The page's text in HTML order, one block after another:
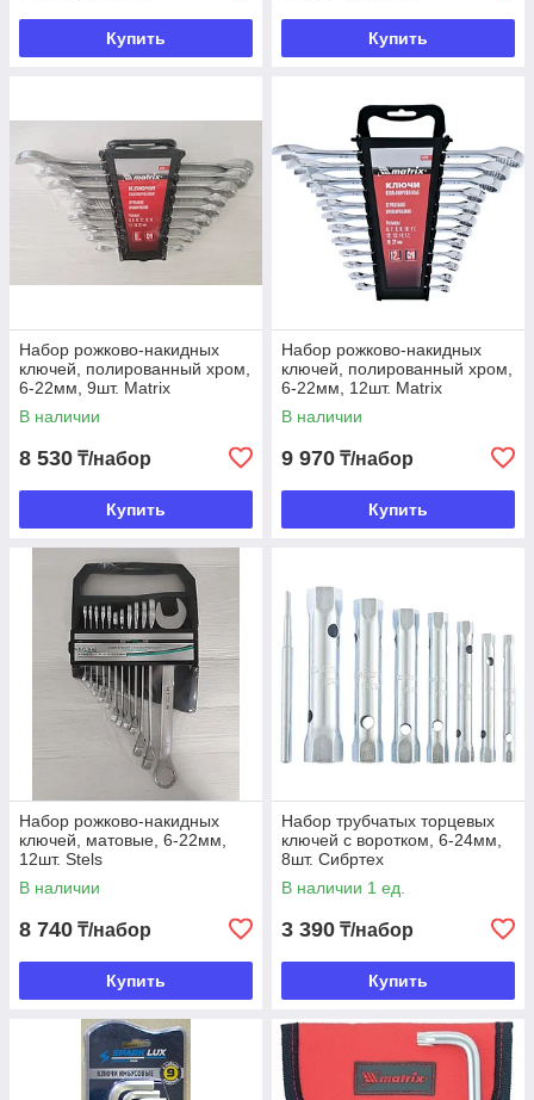
Купить Купить
Набор рожково-накидных
ключей, полированный хром,
6-22мм, 9шт. Matrix
В наличии
8 530 ₸/набор
Купить
Набор рожково-накидных
ключей, полированный хром,
6-22мм, 12шт. Matrix
В наличии
9 970 ₸/набор
Купить
Набор рожково-накидных
ключей, матовые, 6-22мм,
12шт. Stels
В наличии
8 740 ₸/набор
Купить
Набор трубчатых торцевых
ключей с воротком, 6-24мм,
8шт. Сибртех
В наличии 1 ед.
3 390 ₸/набор
Купить